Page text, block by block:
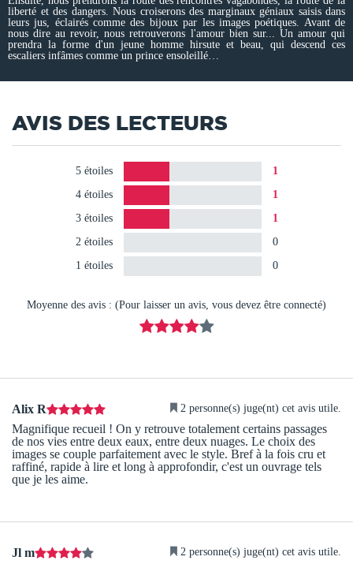
liberté et des dangers. Nous croiserons des marginaux géniaux saisis dans
leurs jus, éclairés comme des bijoux par les images poétiques. Avant de
nous dire au revoir, nous retrouverons l'amour bien sur... Un amour qui
prendra la forme d'un jeune homme hirsute et beau, qui descend ces
escaliers infâmes comme un prince ensoleillé…
AVIS DES LECTEURS
5 étoiles
1
4 étoiles
1
3 étoiles
1
2 étoiles
0
1 étoiles
0
Moyenne des avis : (Pour laisser un avis, vous devez être connecté)
Alix R 2 personne(s) juge(nt) cet avis utile.
Magnifique recueil ! On y retrouve totalement certains passages
de nos vies entre deux eaux, entre deux nuages. Le choix des
images se couple parfaitement avec le style. Bref à la fois cru et
raffiné, rapide à lire et long à approfondir, c'est un ouvrage tels
que je les aime.
Jl m 2 personne(s) juge(nt) cet avis utile.